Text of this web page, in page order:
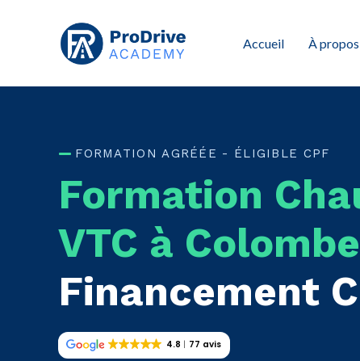
Accueil À propos
FORMATION AGRÉÉE - ÉLIGIBLE CPF
Formation
VTC à
Financement
4.8 77 avis